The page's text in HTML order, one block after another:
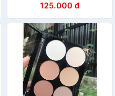
125.000 đ